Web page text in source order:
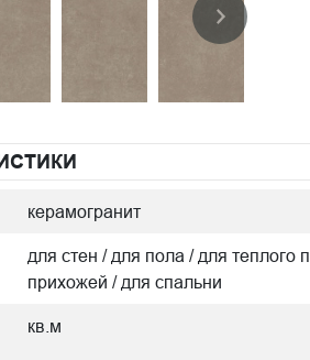
керамогранит
для стен / для пола / для теплого
прихожей / для спальни
кв.м